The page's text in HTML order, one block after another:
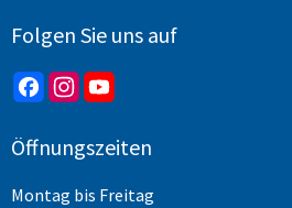
Folgen Sie uns auf
Öffnungszeiten
Montag bis Freitag